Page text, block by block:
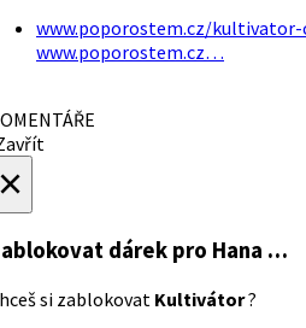
www.poporostem.cz/
www.poporostem.cz…
dárek pro Hana …
si zablokovat Kultivátor?